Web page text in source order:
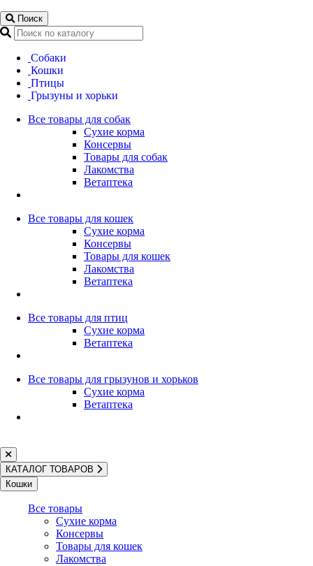
Поиск
собаки
кошки
птицы
грызуны и хорьки
Все товары для собак
Сухие корма
Консервы
Товары для собак
Лакомства
Ветаптека
Все товары для кошек
Сухие корма
Консервы
Товары для кошек
Лакомства
Ветаптека
Все товары для птиц
Сухие корма
Ветаптека
Все товары для грызунов и хорьков
Сухие корма
Ветаптека
КАТАЛОГ ТОВАРОВ
Кошки
Все товары
Сухие корма
Консервы
Товары для кошек
Лакомства
Горячие предложения
Собаки
Грызуны
Pro Plan
Влажный корм для кошек Ветеринарная диета при болезнях
231 ₽
В корзину
195 г 24 шт.
В корзину
В один клик